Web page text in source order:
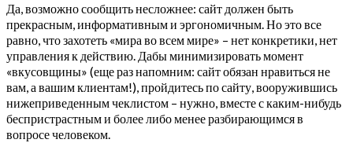
Да, возможно сообщить несложнее: сайт должен быть
прекрасным, информативным и эргономичным. Но это все
равно, что захотеть «мира во всем мире» – нет конкретики, нет
управления к действию. Дабы минимизировать момент
«вкусовщины» (еще раз напомним: сайт обязан нравиться не
вам, а вашим клиентам!), пройдитесь по сайту, вооружившись
нижеприведенным чеклистом – нужно, вместе с каким-нибудь
беспристрастным и более либо менее разбирающимся в
вопросе человеком.